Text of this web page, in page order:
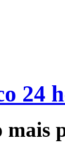
24
mais